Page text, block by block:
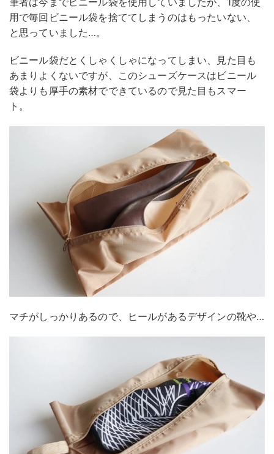
用で毎回ビニール袋を捨ててしまうのはもったいない、
と思っていました…。
ビニール袋だとくしゃくしゃになってしまい、見た目も
あまりよくないですが、このシューズケースはビニール
袋よりも厚手の素材でできているので見た目もスマー
ト。
マチがしっかりあるので、ヒールがあるデザインの靴や…